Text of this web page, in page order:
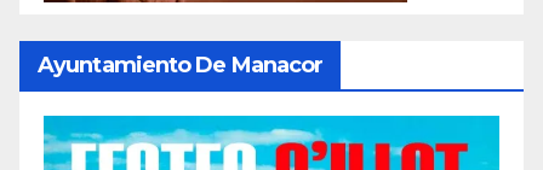
Ayuntamiento De Manacor